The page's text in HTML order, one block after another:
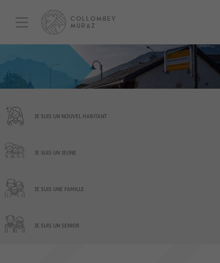
JE SUIS UN NOUVEL HABITANT
JE SUIS UN JEUNE
JE SUIS UNE FAMILLE
JE SUIS UN SENIOR